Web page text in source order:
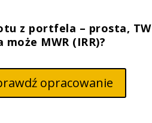
z portfela – prosta,
może MWR (IRR)?
opracowanie